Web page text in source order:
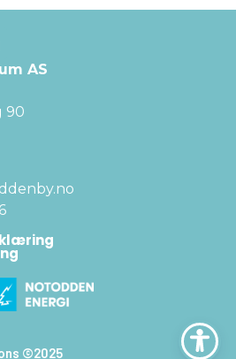
AS
90
©2025